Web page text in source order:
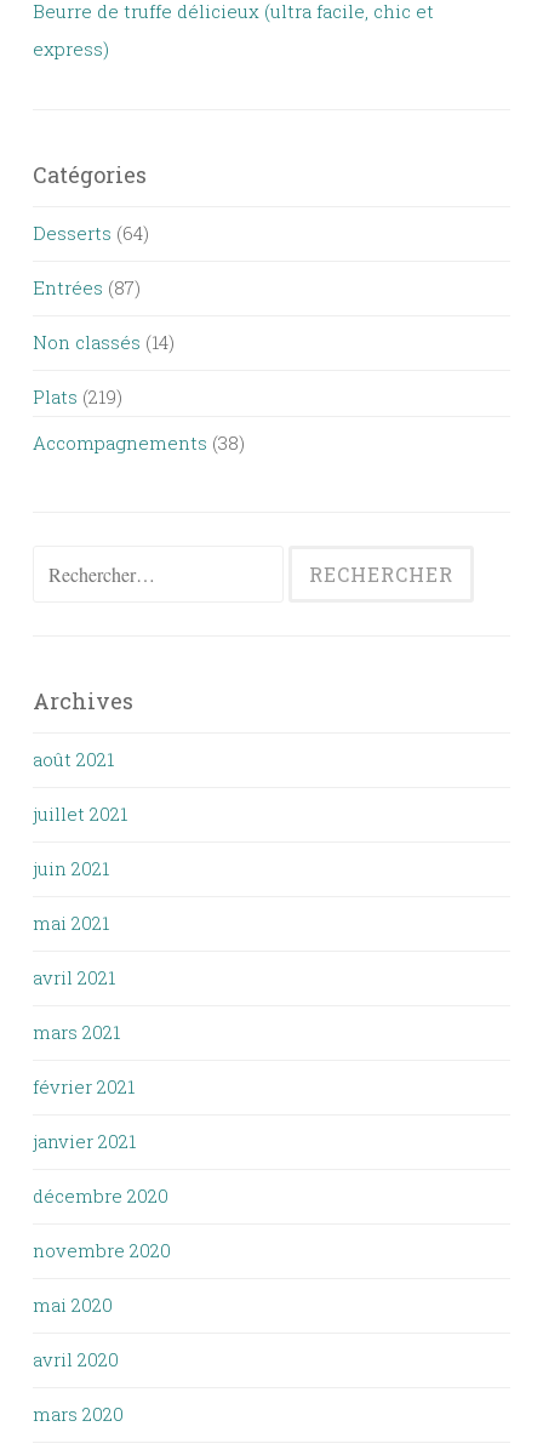
Beurre de truffe délicieux (ultra facile, chic et
express)
Catégories
Desserts (64)
Entrées (87)
Non classés (14)
Plats (219)
Accompagnements (38)
Rechercher :
Archives
août 2021
juillet 2021
juin 2021
mai 2021
avril 2021
mars 2021
février 2021
janvier 2021
décembre 2020
novembre 2020
mai 2020
avril 2020
mars 2020